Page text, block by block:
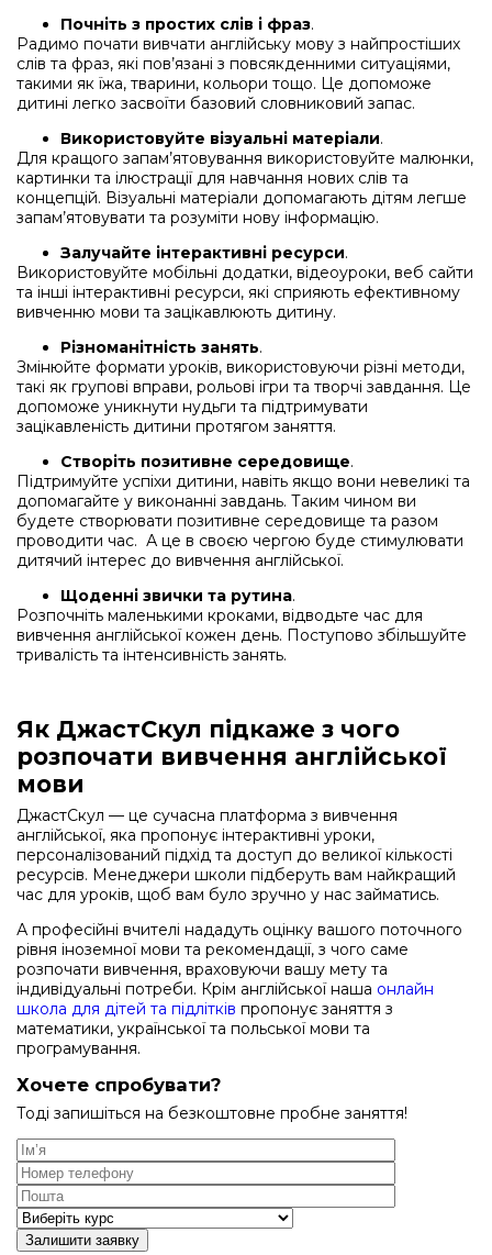
Почніть з простих слів і фраз.
Радимо почати вивчати англійську мову з найпростіших
слів та фраз, які пов’язані з повсякденними ситуаціями,
такими як їжа, тварини, кольори тощо. Це допоможе
дитині легко засвоїти базовий словниковий запас.
Використовуйте візуальні матеріали.
Для кращого запам’ятовування використовуйте малюнки,
картинки та ілюстрації для навчання нових слів та
концепцій. Візуальні матеріали допомагають дітям легше
запам’ятовувати та розуміти нову інформацію.
Залучайте інтерактивні ресурси.
Використовуйте мобільні додатки, відеоуроки, веб сайти
та інші інтерактивні ресурси, які сприяють ефективному
вивченню мови та зацікавлюють дитину.
Різноманітність занять.
Змінюйте формати уроків, використовуючи різні методи,
такі як групові вправи, рольові ігри та творчі завдання. Це
допоможе уникнути нудьги та підтримувати
зацікавленість дитини протягом заняття.
Створіть позитивне середовище.
Підтримуйте успіхи дитини, навіть якщо вони невеликі та
допомагайте у виконанні завдань. Таким чином ви
будете створювати позитивне середовище та разом
проводити час. А це в своєю чергою буде стимулювати
дитячий інтерес до вивчення англійської.
Щоденні звички та рутина.
Розпочніть маленькими кроками, відводьте час для
вивчення англійської кожен день. Поступово збільшуйте
тривалість та інтенсивність занять.
Як ДжастСкул підкаже з чого
розпочати вивчення англійської
мови
ДжастСкул — це сучасна платформа з вивчення
англійської, яка пропонує інтерактивні уроки,
персоналізований підхід та доступ до великої кількості
ресурсів. Менеджери школи підберуть вам найкращий
час для уроків, щоб вам було зручно у нас займатись.
А професійні вчителі нададуть оцінку вашого поточного
рівня іноземної мови та рекомендації, з чого саме
розпочати вивчення, враховуючи вашу мету та
індивідуальні потреби. Крім англійської наша онлайн
школа для дітей та підлітків пропонує заняття з
математики, української та польської мови та
програмування.
Хочете спробувати?
Тоді запишіться на безкоштовне пробне заняття!
Залишити заявку